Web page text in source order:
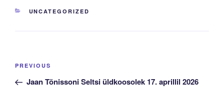
CATEGORIES
UNCATEGORIZED
Navigeerimine
Previous
Post
PREVIOUS
Jaan Tõnissoni Seltsi üldkoosolek 17. aprillil 2026